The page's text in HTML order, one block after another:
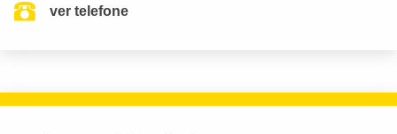
ver telefone